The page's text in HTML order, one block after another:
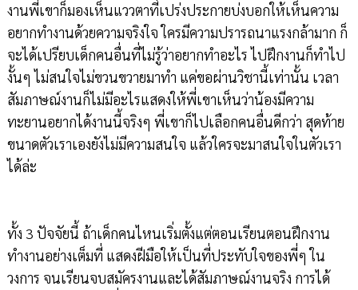
งานพี่เขาก็มองเห็นแววตาที่เปร่งประกายบ่งบอกให้เห็นความ
อยากทำงานด้วยความจริงใจ ใครมีความปรารถนาแรงกล้ามาก ก็
จะได้เปรียบเด็กคนอื่นที่ไม่รู้ว่าอยากทำอะไร ไปฝึกงานก็ทำไป
งั้นๆ ไม่สนใจไม่ขวนขวายมาทำ แค่ขอผ่านวิชานี้เท่านั้น เวลา
สัมภาษณ์งานก็ไม่มีอะไรแสดงให้พี่เขาเห็นว่าน้องมีความ
ทะยานอยากได้งานนี้จริงๆ พี่เขาก็ไปเลือกคนอื่นดีกว่า สุดท้าย
ขนาดตัวเราเองยังไม่มีความสนใจ แล้วใครจะมาสนใจในตัวเรา
ได้ล่ะ
ทั้ง 3 ปัจจัยนี้ ถ้าเด็กคนไหนเริ่มตั้งแต่ตอนเรียนตอนฝึกงาน
ทำงานอย่างเต็มที่ แสดงฝีมือให้เป็นที่ประทับใจของพี่ๆ ใน
วงการ จนเรียนจบสมัครงานและได้สัมภาษณ์งานจริง การได้